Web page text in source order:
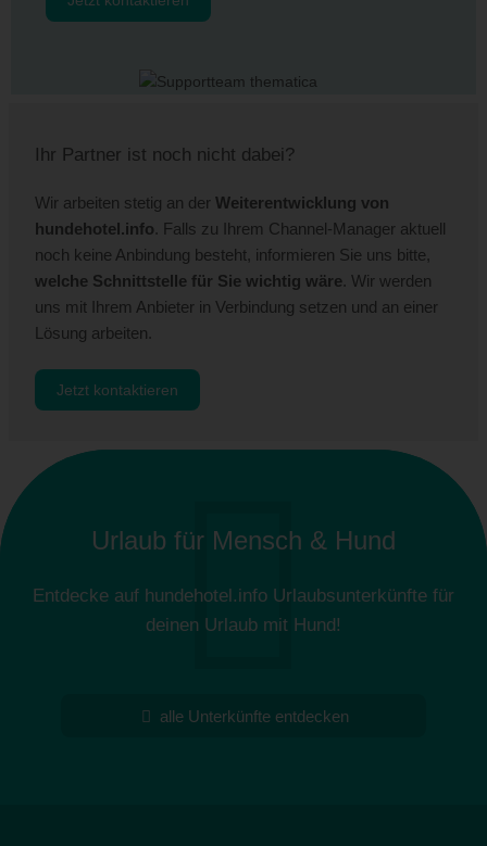
Ihr Partner ist noch nicht dabei?
Wir arbeiten stetig an der Weiterentwicklung von
hundehotel.info. Falls zu Ihrem Channel-Manager aktuell
noch keine Anbindung besteht, informieren Sie uns bitte,
welche Schnittstelle für Sie wichtig wäre. Wir werden
uns mit Ihrem Anbieter in Verbindung setzen und an einer
Lösung arbeiten.
Jetzt kontaktieren
Urlaub für Mensch & Hund
Entdecke auf hundehotel.info Urlaubsunterkünfte für
deinen Urlaub mit Hund!
alle Unterkünfte entdecken